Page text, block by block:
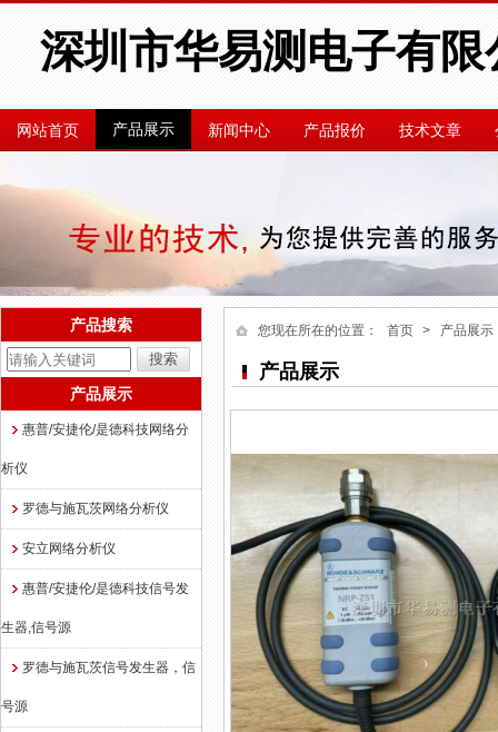
深圳市华易测电子有限
网站首页 产品展示 新闻中心 产品报价 技术文章
产品搜索
产品展示
惠普/安捷伦/是德科技网络分
析仪
罗德与施瓦茨网络分析仪
安立网络分析仪
惠普/安捷伦/是德科技信号发
生器,信号源
罗德与施瓦茨信号发生器，信
号源
您现在所在的位置： 首页 > 产品展示
产品展示